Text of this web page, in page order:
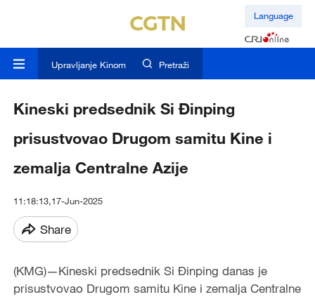
Language
Upravljanje Kinom Pretraži
Kineski predsednik Si Đinping
prisustvovao Drugom samitu Kine i
zemalja Centralne Azije
11:18:13,17-Jun-2025
Share
(KMG)—Kineski predsednik Si Đinping danas je
prisustvovao Drugom samitu Kine i zemalja Centralne